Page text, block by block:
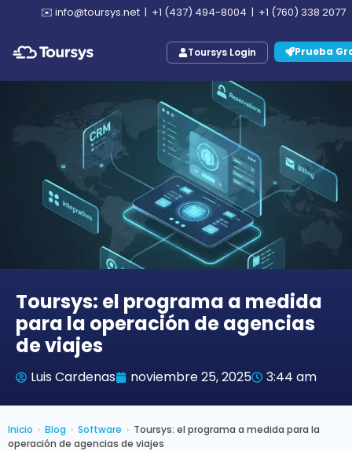
✉️ info@toursys.net | +1 (437) 494-8004 | +1 (760) 338 2077
Toursys Login Prueba
Toursys: el programa a medida
para la operación de agencias
de viajes
Luis Cardenas noviembre 25, 2025 3:44 am
Inicio › Blog › Software › Toursys: el programa a medida para la
operación de agencias de viajes